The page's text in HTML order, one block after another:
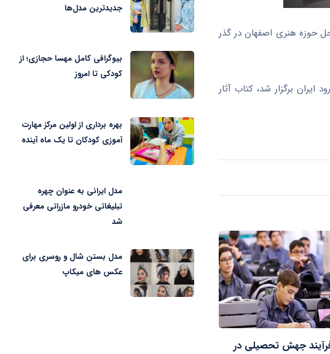
عکس زاینده‌بود تا ۹ اسفندماه هر روز از ساعت ۹ صبح تا ۱۲ ظهر و ۱۶ تا ۱۹ عصر در محل حوزه هنری اصفهان در گذر
برگزار شد، کتاب آثار
فرآیند جهش تحصیلی در
جدیدترین مدل‌ها
بیوگرافی کامل مهسا حجازی؛ از
کودکی تا امروز
بهره برداری از اولین مرکز مهارت
آموزی کودکان تا یک ماه آینده
مدل ایرانی به عنوان چهره
تبلیغاتی خودرو مازراتی معرفی
شد
مدل بستن شال و روسری برای
عکس های میکاپ